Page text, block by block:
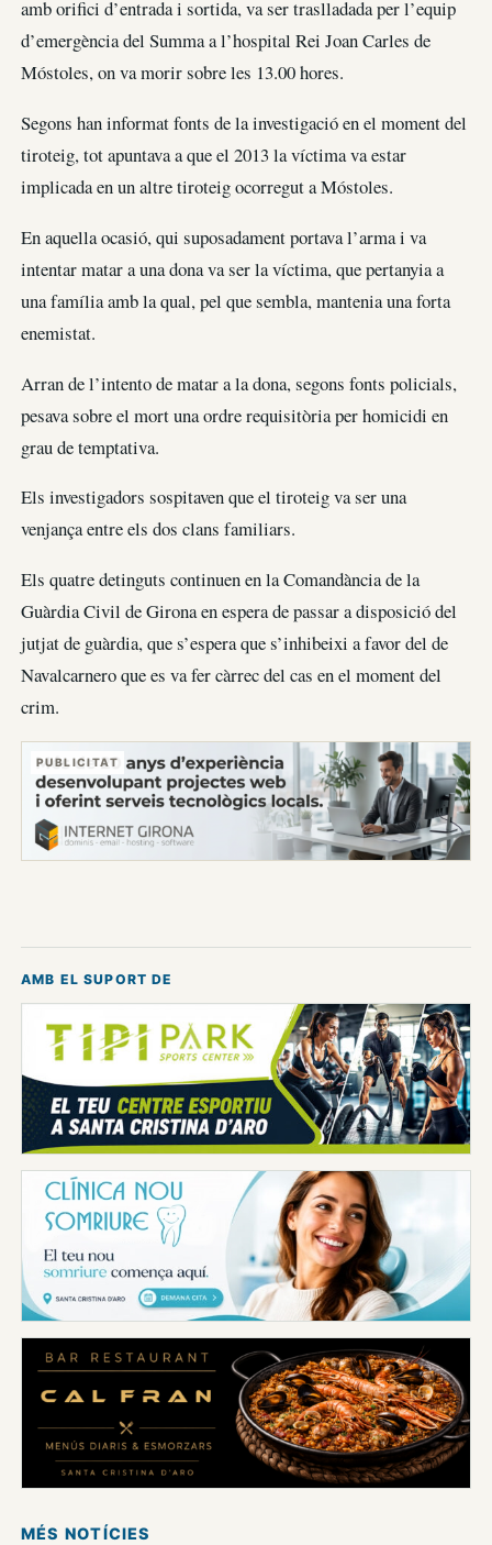
amb orifici d’entrada i sortida, va ser traslladada per l’equip
d’emergència del Summa a l’hospital Rei Joan Carles de
Móstoles, on va morir sobre les 13.00 hores.
Segons han informat fonts de la investigació en el moment del
tiroteig, tot apuntava a que el 2013 la víctima va estar
implicada en un altre tiroteig ocorregut a Móstoles.
En aquella ocasió, qui suposadament portava l’arma i va
intentar matar a una dona va ser la víctima, que pertanyia a
una família amb la qual, pel que sembla, mantenia una forta
enemistat.
Arran de l’intento de matar a la dona, segons fonts policials,
pesava sobre el mort una ordre requisitòria per homicidi en
grau de temptativa.
Els investigadors sospitaven que el tiroteig va ser una
venjança entre els dos clans familiars.
Els quatre detinguts continuen en la Comandància de la
Guàrdia Civil de Girona en espera de passar a disposició del
jutjat de guàrdia, que s’espera que s’inhibeixi a favor del de
Navalcarnero que es va fer càrrec del cas en el moment del
crim.
PUBLICITAT
AMB EL SUPORT DE
MÉS NOTÍCIES